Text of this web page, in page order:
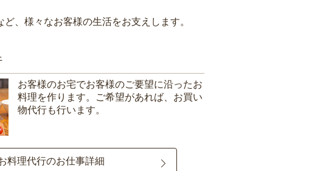
、様々なお客様の生活をお支えします。
お客様のお宅でお客様のご要望に沿ったお
料理を作ります。ご希望があれば、お買い
物代行も行います。
料理代行のお仕事詳細